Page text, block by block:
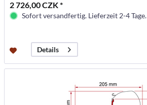
2 726,00 CZK *
Sofort versandfertig. Lieferzeit 2-4 Tage.
Details